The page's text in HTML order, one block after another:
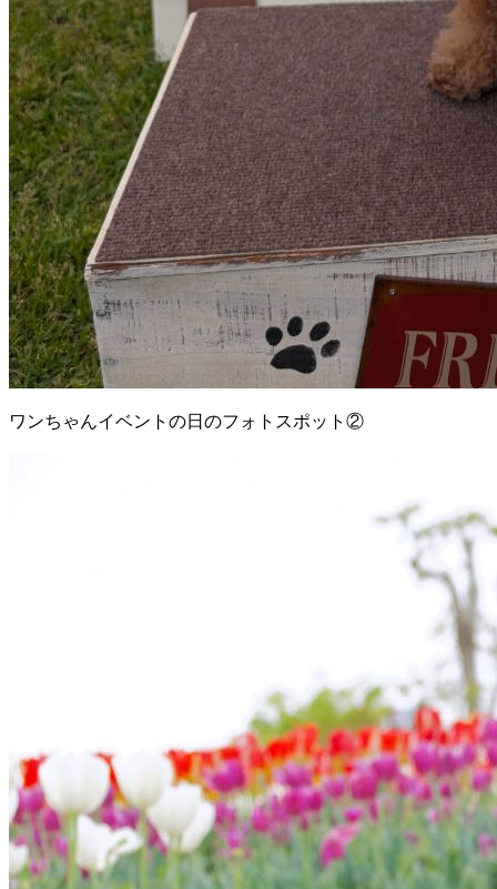
ワンちゃんイベントの日のフォトスポット②